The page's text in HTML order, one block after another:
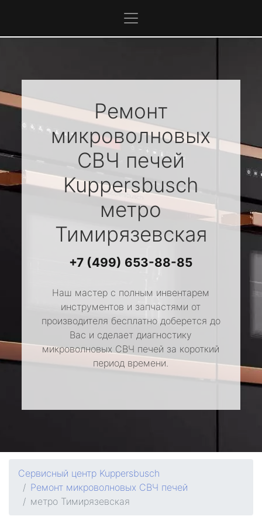
Ремонт
микроволновых
СВЧ печей
Kuppersbusch
метро
Тимирязевская
+7 (499) 653-88-85
Наш мастер с полным инвентарем
инструментов и запчастями от
производителя бесплатно доберется до
Вас и сделает диагностику
микроволновых СВЧ печей за короткий
период времени.
Сервисный центр Kuppersbusch
Ремонт микроволновых СВЧ печей
метро Тимирязевская